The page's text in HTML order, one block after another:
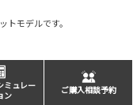
モデルです。
ミュレー
ン
ご購入相談予約